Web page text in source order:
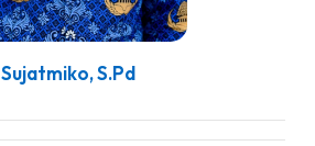
Sujatmiko, S.Pd